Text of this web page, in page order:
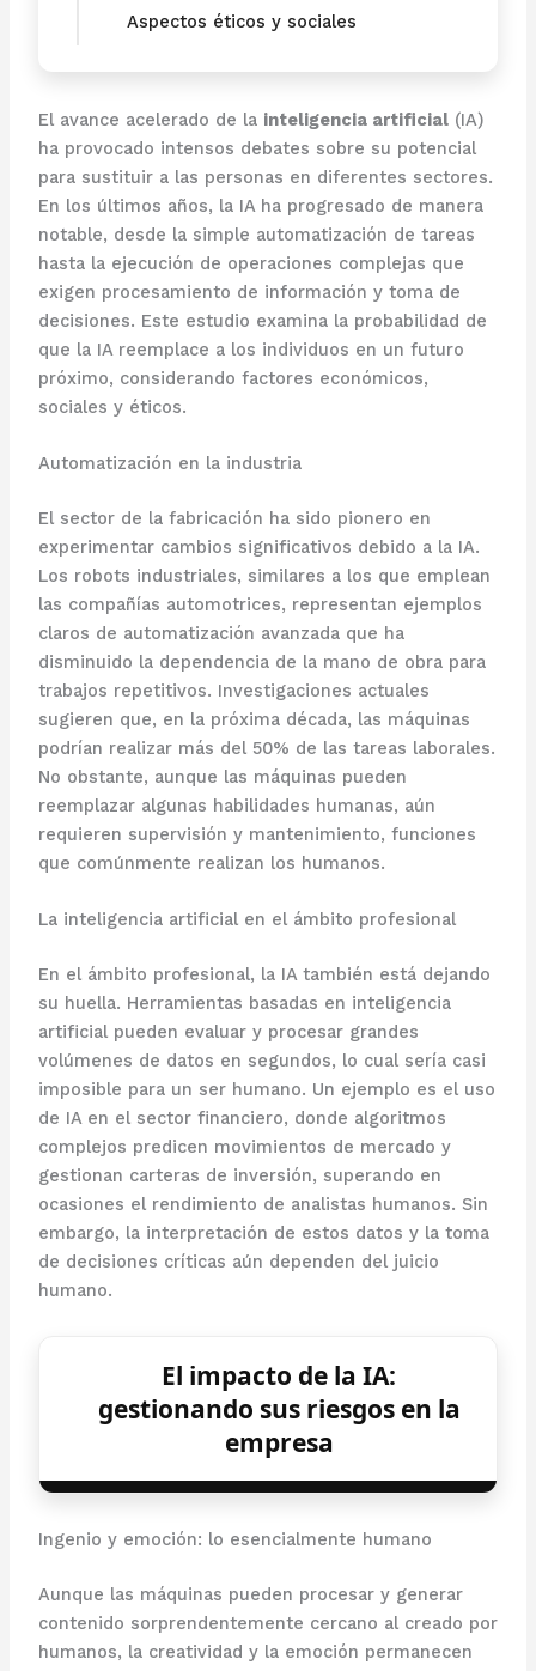
Aspectos éticos y sociales
El avance acelerado de la inteligencia artificial(IA)
ha provocado intensos debates sobre su potencial
para sustituir a las personas en diferentes sectores.
En los últimos años, la IA ha progresado de manera
notable, desde la simple automatización de tareas
hasta la ejecución de operaciones complejas que
exigen procesamiento de información y toma de
decisiones. Este estudio examina la probabilidad de
que la IA reemplace a los individuos en un futuro
próximo, considerando factores económicos,
sociales y éticos.
Automatización en la industria
El sector de la fabricación ha sido pionero en
experimentar cambios significativos debido a la IA.
Los robots industriales, similares a los que emplean
las compañías automotrices, representan ejemplos
claros de automatización avanzada que ha
disminuido la dependencia de la mano de obra para
trabajos repetitivos. Investigaciones actuales
sugieren que, en la próxima década, las máquinas
podrían realizar más del 50% de las tareas laborales.
No obstante, aunque las máquinas pueden
reemplazar algunas habilidades humanas, aún
requieren supervisión y mantenimiento, funciones
que comúnmente realizan los humanos.
La inteligencia artificial en el ámbito profesional
En el ámbito profesional, la IA también está dejando
su huella. Herramientas basadas en inteligencia
artificial pueden evaluar y procesar grandes
volúmenes de datos en segundos, lo cual sería casi
imposible para un ser humano. Un ejemplo es el uso
de IA en el sector financiero, donde algoritmos
complejos predicen movimientos de mercado y
gestionan carteras de inversión, superando en
ocasiones el rendimiento de analistas humanos. Sin
embargo, la interpretación de estos datos y la toma
de decisiones críticas aún dependen del juicio
humano.
El impacto de la IA:
gestionando sus riesgos en la
empresa
Ingenio y emoción: lo esencialmente humano
Aunque las máquinas pueden procesar y generar
contenido sorprendentemente cercano al creado por
humanos, la creatividad y la emoción permanecen